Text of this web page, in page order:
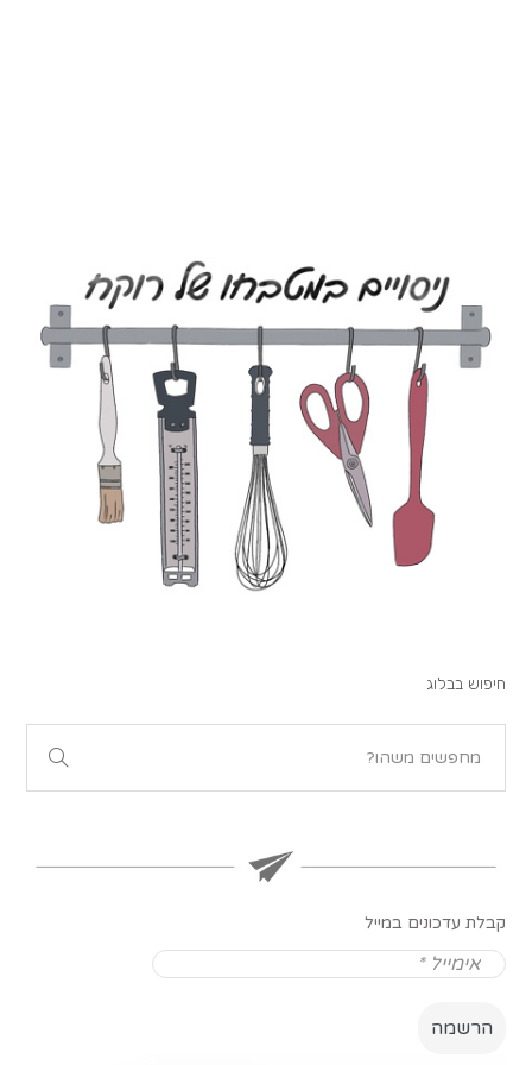
חיפוש בבלוג
קבלת עדכונים במייל